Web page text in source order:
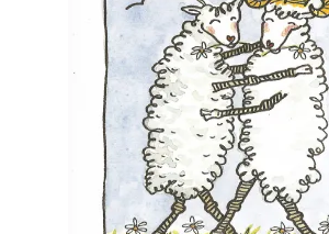
flera
varianter.
De
olika
alternativen
kan
väljas
på